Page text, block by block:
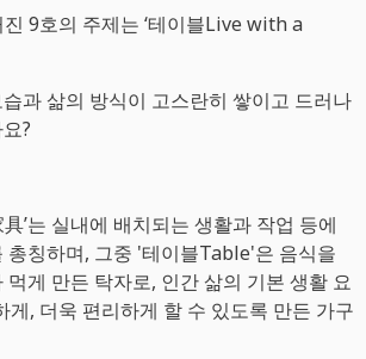
9호의 주제는 ‘테이블Live with a
과 삶의 방식이 고스란히 쌓이고 드러나
?
’는 실내에 배치되는 생활과 작업 등에
총칭하며, 그중 '테이블Table'은 음식을
먹게 만든 탁자로, 인간 삶의 기본 생활 요
게, 더욱 편리하게 할 수 있도록 만든 가구